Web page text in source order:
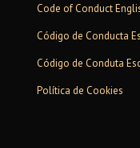
Code of Conduct
Código de Conducta
Código de Conduta
Política de Cookies